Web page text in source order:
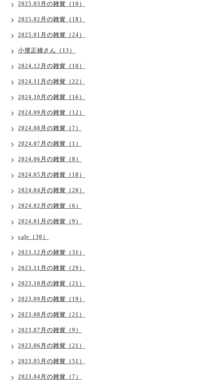
2025.03月の雑貨（10）
2025.02月の雑貨（18）
2025.01月の雑貨（24）
小澄正雄さん（13）
2024.12月の雑貨（18）
2024.11月の雑貨（22）
2024.10月の雑貨（16）
2024.09月の雑貨（12）
2024.08月の雑貨（7）
2024.07月の雑貨（1）
2024.06月の雑貨（8）
2024.05月の雑貨（18）
2024.04月の雑貨（20）
2024.02月の雑貨（6）
2024.01月の雑貨（9）
sale（30）
2023.12月の雑貨（31）
2023.11月の雑貨（29）
2023.10月の雑貨（21）
2023.09月の雑貨（19）
2023.08月の雑貨（21）
2023.07月の雑貨（9）
2023.06月の雑貨（21）
2023.05月の雑貨（51）
2023.04月の雑貨（7）